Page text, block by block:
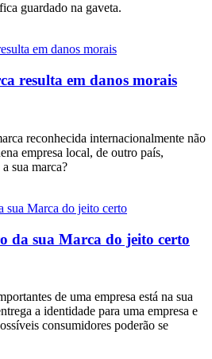
guardado na gaveta.
resulta em danos morais
reconhecida internacionalmente não
empresa local, de outro país,
sua marca?
da sua Marca do jeito certo
de uma empresa está na sua
a identidade para uma empresa e
consumidores poderão se